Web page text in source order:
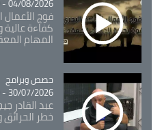
04/08/2026 - 12:10
فوج الأعمال
كفاءة عالية
المهام
Catégorie
حصص وبرامج
30/07/2026 - 09:49
عبد القادر
خطر الحرائق